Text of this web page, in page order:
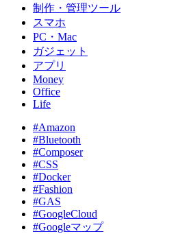
制作・管理ツール
スマホ
PC・Mac
ガジェット
アプリ
Money
Office
Life
#Amazon
#Bluetooth
#Composer
#CSS
#Docker
#Fashion
#GAS
#GoogleCloud
#Googleマップ